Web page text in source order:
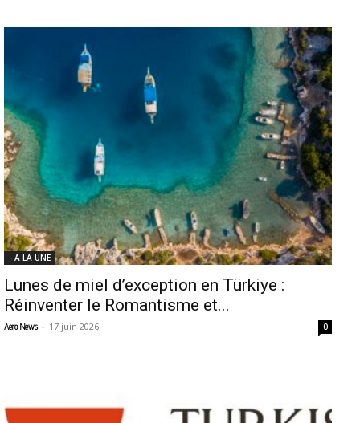
- A LA UNE
Lunes de miel d’exception en Türkiye :
Réinventer le Romantisme et...
Aero News - 17 juin 2026 0